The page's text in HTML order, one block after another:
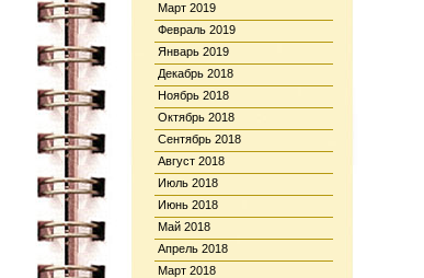
Март 2019
Февраль 2019
Январь 2019
Декабрь 2018
Ноябрь 2018
Октябрь 2018
Сентябрь 2018
Август 2018
Июль 2018
Июнь 2018
Май 2018
Апрель 2018
Март 2018